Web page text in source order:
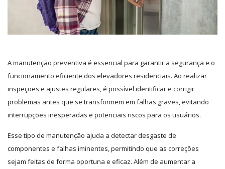
A manutenção preventiva é essencial para garantir a segurança e o
funcionamento eficiente dos elevadores residenciais. Ao realizar
inspeções e ajustes regulares, é possível identificar e corrigir
problemas antes que se transformem em falhas graves, evitando
interrupções inesperadas e potenciais riscos para os usuários.
Esse tipo de manutenção ajuda a detectar desgaste de
componentes e falhas iminentes, permitindo que as correções
sejam feitas de forma oportuna e eficaz. Além de aumentar a